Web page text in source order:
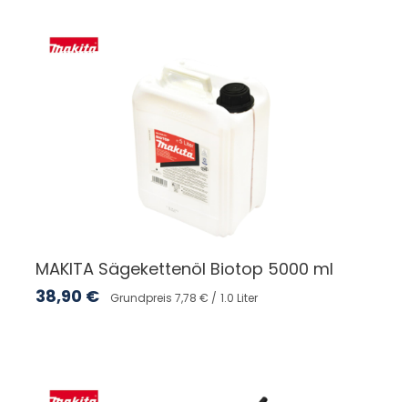
MAKITA Sägekettenöl Biotop 5000 ml
38,90 € Grundpreis 7,78 € / 1.0 Liter